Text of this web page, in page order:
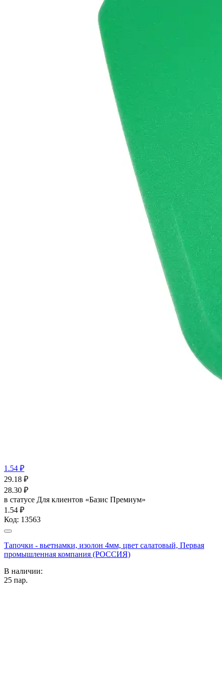
1.54 ₽
29.18 ₽
28.30 ₽
в статусе Для клиентов «Базис Премиум»
1.54 ₽
Код: 13563
Тапочки - вьетнамки, изолон 4мм, цвет салатовый, Первая
промышленная компания (РОССИЯ)
В наличии:
25 пар.